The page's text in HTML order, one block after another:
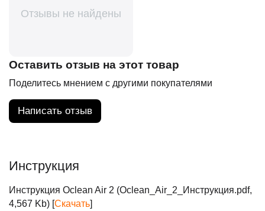
Отзывы не найдены
Оставить отзыв на этот товар
Поделитесь мнением с другими покупателями
Написать отзыв
Инструкция
Инструкция Oclean Air 2 (Oclean_Air_2_Инструкция.pdf,
4,567 Kb) [Скачать]